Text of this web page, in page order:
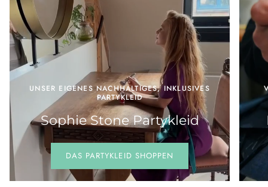
UNSER EIGENES NACHHALTIGES, INKLUSIVES
PARTYKLEID
Sophie Stone Partykleid
DAS PARTYKLEID SHOPPEN